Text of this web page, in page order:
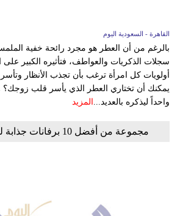
القاهرة - السعودية اليوم
بالرغم من أن العطر هو مجرد رائحة خفية
سجلات الذكريات والعواطف، فتأثيره الكبير
أولويات كل امرأة ترغب بأن تجذب الأنظار
يمكنك أن تختاري العطر الذي يأسر قلب زوجك؟
واحداً ليذكره بالعديد...
المزيد
مجموعة من أفضل 10 برفانات جذابة للرجال لعام 2021